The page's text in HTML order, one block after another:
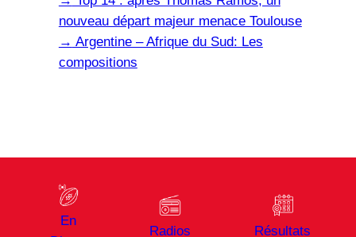
nouveau départ majeur menace Toulouse
→ Argentine – Afrique du Sud: Les
compositions
En
Radios Résultats